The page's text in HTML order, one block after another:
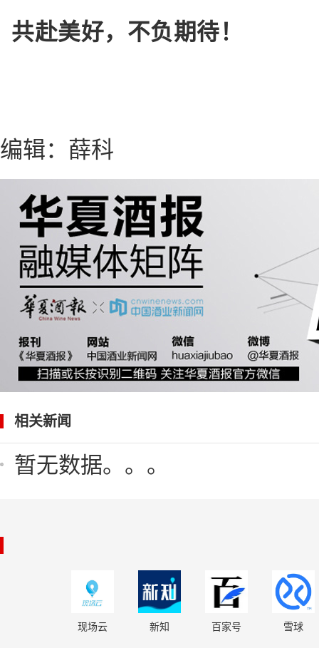
共赴美好，不负期待！
编辑：薛科
相关新闻
暂无数据。。。
现场云 新知 百家号 雪球